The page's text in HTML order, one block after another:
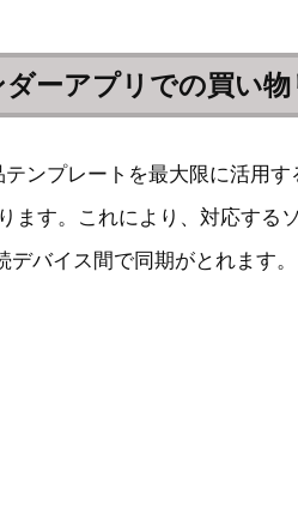
ダーアプリでの買い
テンプレートを最大限に活用
ます。これにより、対応する
デバイス間で同期がとれます。